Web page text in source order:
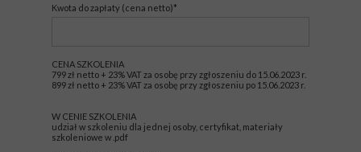
Kwota do zapłaty (cena netto)*
CENA SZKOLENIA
799 zł netto + 23% VAT za osobę przy zgłoszeniu do 15.06.2023 r.
899 zł netto + 23% VAT za osobę przy zgłoszeniu po 15.06.2023 r.
W CENIE SZKOLENIA
udział w szkoleniu dla jednej osoby, certyfikat, materiały
szkoleniowe w .pdf